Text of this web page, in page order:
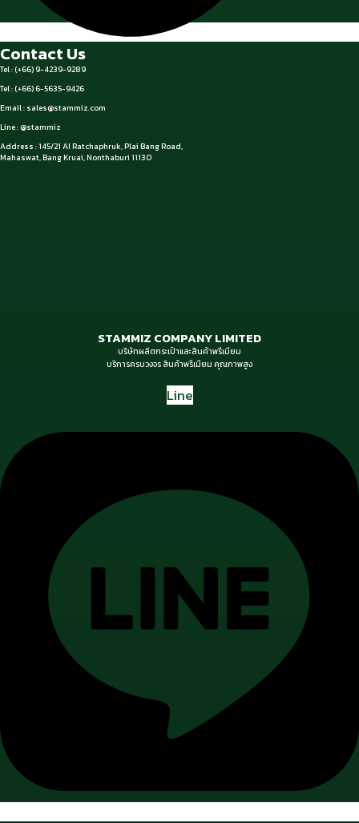
Contact Us
Tel : (+66) 9-4239-9289
Tel : (+66) 6-5635-9426
Email : sales@stammiz.com
Line : @stammiz
Address : 145/21 AI Ratchaphruk, Plai Bang Road,
Mahaswat, Bang Kruai, Nonthaburi 11130
STAMMIZ COMPANY LIMITED
บริษัทผลิตกระเป๋าและสินค้าพรีเมียม
บริการครบวงจร สินค้าพรีเมียม คุณภาพสูง
Line